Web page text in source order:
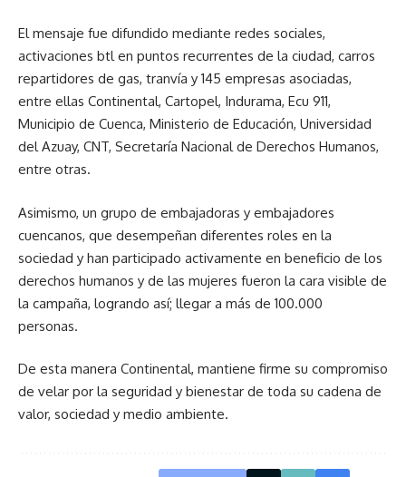
El mensaje fue difundido mediante redes sociales,
activaciones btl en puntos recurrentes de la ciudad, carros
repartidores de gas, tranvía y 145 empresas asociadas,
entre ellas Continental, Cartopel, Indurama, Ecu 911,
Municipio de Cuenca, Ministerio de Educación, Universidad
del Azuay, CNT, Secretaría Nacional de Derechos Humanos,
entre otras.
Asimismo, un grupo de embajadoras y embajadores
cuencanos, que desempeñan diferentes roles en la
sociedad y han participado activamente en beneficio de los
derechos humanos y de las mujeres fueron la cara visible de
la campaña, logrando así; llegar a más de 100.000
personas.
De esta manera Continental, mantiene firme su compromiso
de velar por la seguridad y bienestar de toda su cadena de
valor, sociedad y medio ambiente.